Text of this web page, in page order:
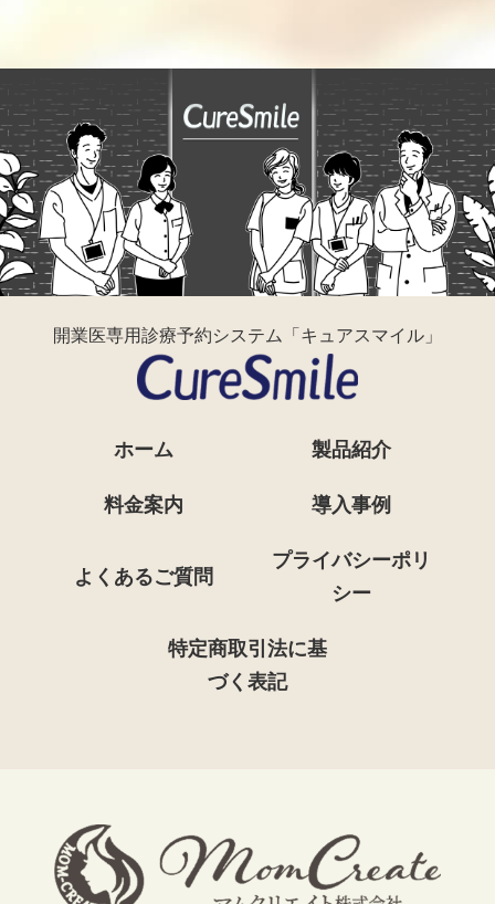
開業医専用診療予約システム「キュアスマイル」
ホーム 製品紹介
料金案内 導入事例
よくあるご質問
プライバシーポリ
シー
特定商取引法に基
づく表記